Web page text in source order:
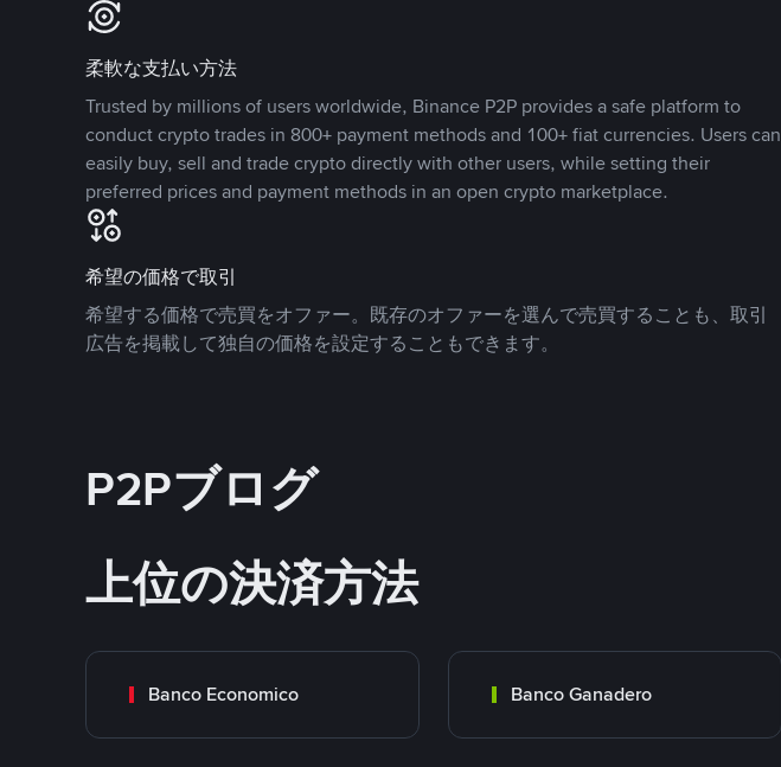
柔軟な支払い方法
Trusted by millions of users worldwide, Binance P2P provides a safe platform to
conduct crypto trades in 800+ payment methods and 100+ fiat currencies. Users can
easily buy, sell and trade crypto directly with other users, while setting their
preferred prices and payment methods in an open crypto marketplace.
希望の価格で取引
希望する価格で売買をオファー。既存のオファーを選んで売買することも、取引
広告を掲載して独自の価格を設定することもできます。
P2Pブログ
上位の決済方法
Banco Economico Banco Ganadero